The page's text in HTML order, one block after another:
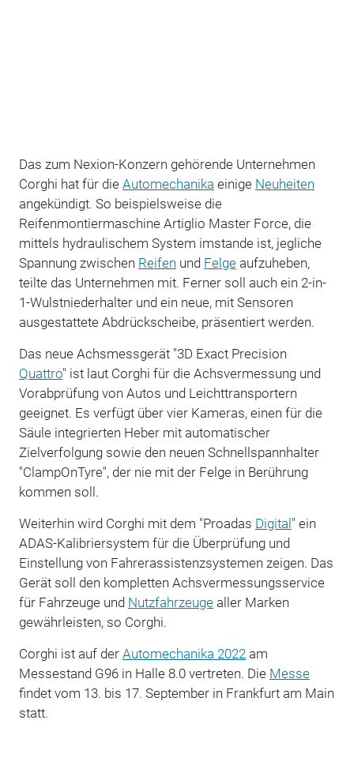
Das zum Nexion-Konzern gehörende Unternehmen
Corghi hat für die Automechanika einige Neuheiten
angekündigt. So beispielsweise die
Reifenmontiermaschine Artiglio Master Force, die
mittels hydraulischem System imstande ist, jegliche
Spannung zwischen Reifen und Felgeaufzuheben,
teilte das Unternehmen mit. Ferner soll auch ein 2-in-
1-Wulstniederhalter und ein neue, mit Sensoren
ausgestattete Abdrückscheibe, präsentiert werden.
Das neue Achsmessgerät "3D Exact Precision
Quattro" ist laut Corghi für die Achsvermessung und
Vorabprüfung von Autos und Leichttransportern
geeignet. Es verfügt über vier Kameras, einen für die
Säule integrierten Heber mit automatischer
Zielverfolgung sowie den neuen Schnellspannhalter
"ClampOnTyre", der nie mit der Felge in Berührung
kommen soll.
Weiterhin wird Corghi mit dem "Proadas Digital" ein
ADAS-Kalibriersystem für die Überprüfung und
Einstellung von Fahrerassistenzsystemen zeigen. Das
Gerät soll den kompletten Achsvermessungsservice
für Fahrzeuge und Nutzfahrzeugealler Marken
gewährleisten, so Corghi.
Corghi ist auf der Automechanika 2022 am
Messestand G96 in Halle 8.0 vertreten. Die Messe
findet vom 13. bis 17. September in Frankfurt am Main
statt.